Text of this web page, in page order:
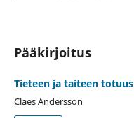
Pääkirjoitus
Tieteen ja taiteen totuus
Claes Andersson